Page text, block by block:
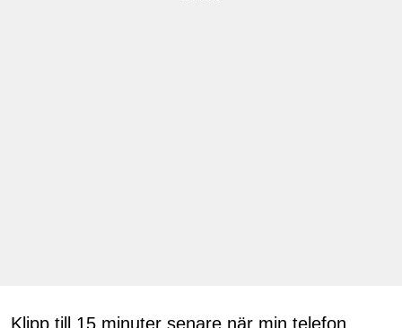
Klipp till 15 minuter senare när min telefon